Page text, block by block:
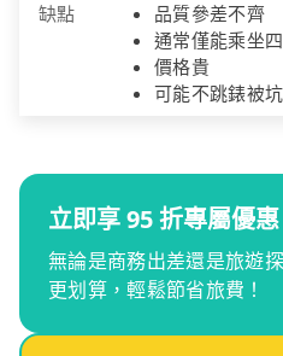
缺點
品質參差不齊
通常僅能乘坐
價格貴
可能不跳錶被坑
立即享 95 折專屬優惠
無論是商務出差還是旅遊
更划算，輕鬆節省旅費！